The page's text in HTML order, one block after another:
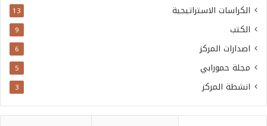
الكراسات الاستراتيجية 13
الكتب 9
اصدارات المركز 6
مجلة حمورابي 5
انشطة المركز 3